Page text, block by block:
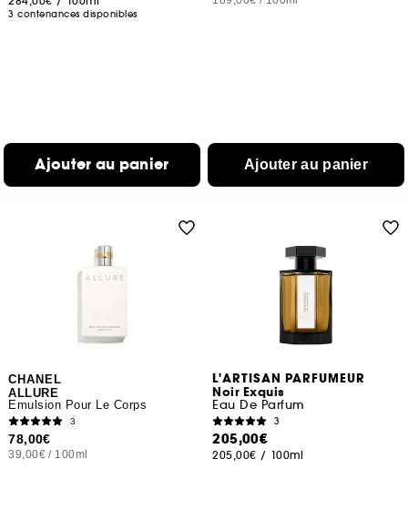
3 contenances disponibles
Ajouter au panier Ajouter au panier
CHANEL
ALLURE
Émulsion Pour Le Corps
3
78,00€
39,00€ / 100ml
L'ARTISAN PARFUMEUR
Noir Exquis
Eau De Parfum
3
205,00€
205,00€ / 100ml